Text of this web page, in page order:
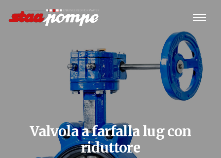
Valvola a farfalla lug con
riduttore